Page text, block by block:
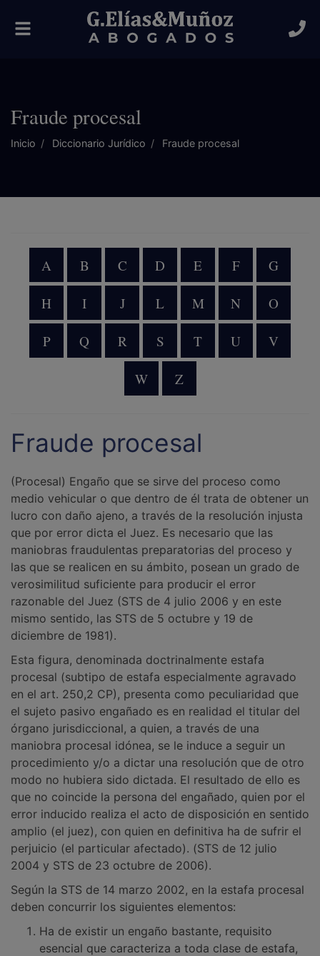
Alternar
navegación
Fraude procesal
Inicio Diccionario Jurídico Fraude procesal
A B C D E F G
H I J L M N O
P Q R S T U V
W Z
Fraude procesal
(Procesal) Engaño que se sirve del proceso como
medio vehicular o que dentro de él trata de obtener un
lucro con daño ajeno, a través de la resolución injusta
que por error dicta el Juez. Es necesario que las
maniobras fraudulentas preparatorias del proceso y
las que se realicen en su ámbito, posean un grado de
verosimilitud suficiente para producir el error
razonable del Juez (STS de 4 julio 2006 y en este
mismo sentido, las STS de 5 octubre y 19 de
diciembre de 1981).
Esta figura, denominada doctrinalmente estafa
procesal (subtipo de estafa especialmente agravado
en el art. 250,2 CP), presenta como peculiaridad que
el sujeto pasivo engañado es en realidad el titular del
órgano jurisdiccional, a quien, a través de una
maniobra procesal idónea, se le induce a seguir un
procedimiento y/o a dictar una resolución que de otro
modo no hubiera sido dictada. El resultado de ello es
que no coincide la persona del engañado, quien por el
error inducido realiza el acto de disposición en sentido
amplio (el juez), con quien en definitiva ha de sufrir el
perjuicio (el particular afectado). (STS de 12 julio
2004 y STS de 23 octubre de 2006).
Según la STS de 14 marzo 2002, en la estafa procesal
deben concurrir los siguientes elementos:
Ha de existir un engaño bastante, requisito
esencial que caracteriza a toda clase de estafa,